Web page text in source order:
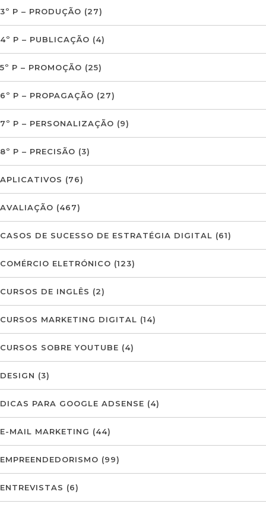
3º P – PRODUÇÃO (27)
4º P – PUBLICAÇÃO (4)
5º P – PROMOÇÃO (25)
6º P – PROPAGAÇÃO (27)
7º P – PERSONALIZAÇÃO (9)
8º P – PRECISÃO (3)
APLICATIVOS (76)
AVALIAÇÃO (467)
CASOS DE SUCESSO DE ESTRATÉGIA DIGITAL (61)
COMÉRCIO ELETRÓNICO (123)
CURSOS DE INGLÊS (2)
CURSOS MARKETING DIGITAL (14)
CURSOS SOBRE YOUTUBE (4)
DESIGN (3)
DICAS PARA GOOGLE ADSENSE (4)
E-MAIL MARKETING (44)
EMPREENDEDORISMO (99)
ENTREVISTAS (6)